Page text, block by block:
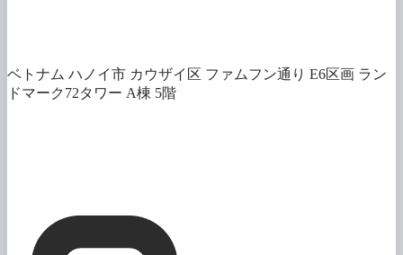
ベトナム ハノイ市 カウザイ区 ファムフン通り E6区画 ラン
ドマーク72タワー A棟 5階